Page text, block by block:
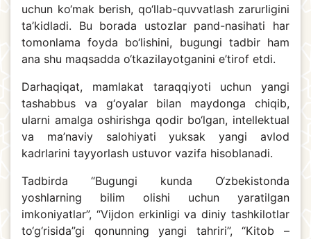
uchun ko‘mak berish, qo‘llab-quvvatlash zarurligini
ta’kidladi. Bu borada ustozlar pand-nasihati har
tomonlama foyda bo‘lishini, bugungi tadbir ham
ana shu maqsadda o‘tkazilayotganini e’tirof etdi.
Darhaqiqat, mamlakat taraqqiyoti uchun yangi
tashabbus va g‘oyalar bilan maydonga chiqib,
ularni amalga oshirishga qodir bo‘lgan, intellektual
va ma’naviy salohiyati yuksak yangi avlod
kadrlarini tayyorlash ustuvor vazifa hisoblanadi.
Tadbirda “Bugungi kunda O‘zbekistonda
yoshlarning bilim olishi uchun yaratilgan
imkoniyatlar”, “Vijdon erkinligi va diniy tashkilotlar
to‘g‘risida”gi qonunning yangi tahriri”, “Kitob –